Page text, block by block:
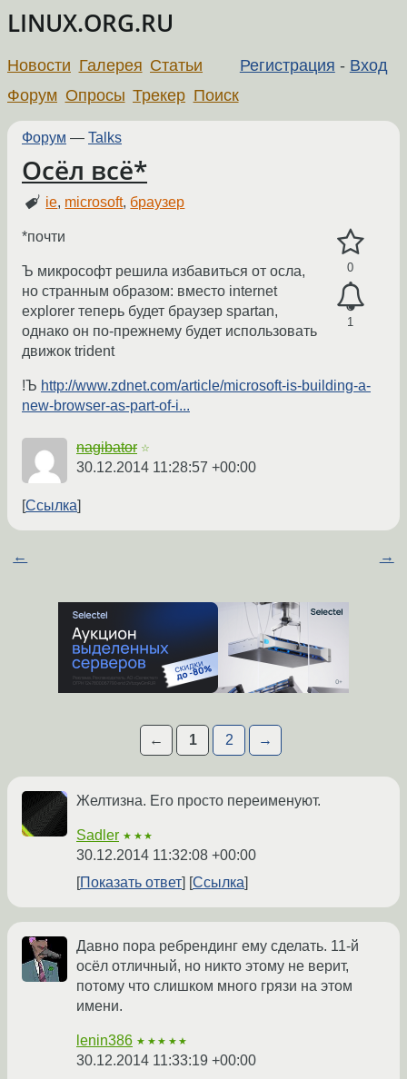
LINUX.ORG.RU
Регистрация - Вход
Новости Галерея Статьи
Форум Опросы Трекер Поиск
Форум — Talks
Осёл всё*
ie, microsoft, браузер
0
1
*почти
Ъ микрософт решила избавиться от осла,
но странным образом: вместо internet
explorer теперь будет браузер spartan,
однако он по-прежнему будет использовать
движок trident
!Ъ http://www.zdnet.com/article/microsoft-is-building-a-
new-browser-as-part-of-i...
nagibator ☆
30.12.2014 11:28:57 +00:00
Ссылка
← →
← 1 2 →
Желтизна. Его просто переименуют.
Sadler ★★★
30.12.2014 11:32:08 +00:00
Показать ответ
Ссылка
Давно пора ребрендинг ему сделать. 11-й
осёл отличный, но никто этому не верит,
потому что слишком много грязи на этом
имени.
lenin386 ★★★★★
30.12.2014 11:33:19 +00:00